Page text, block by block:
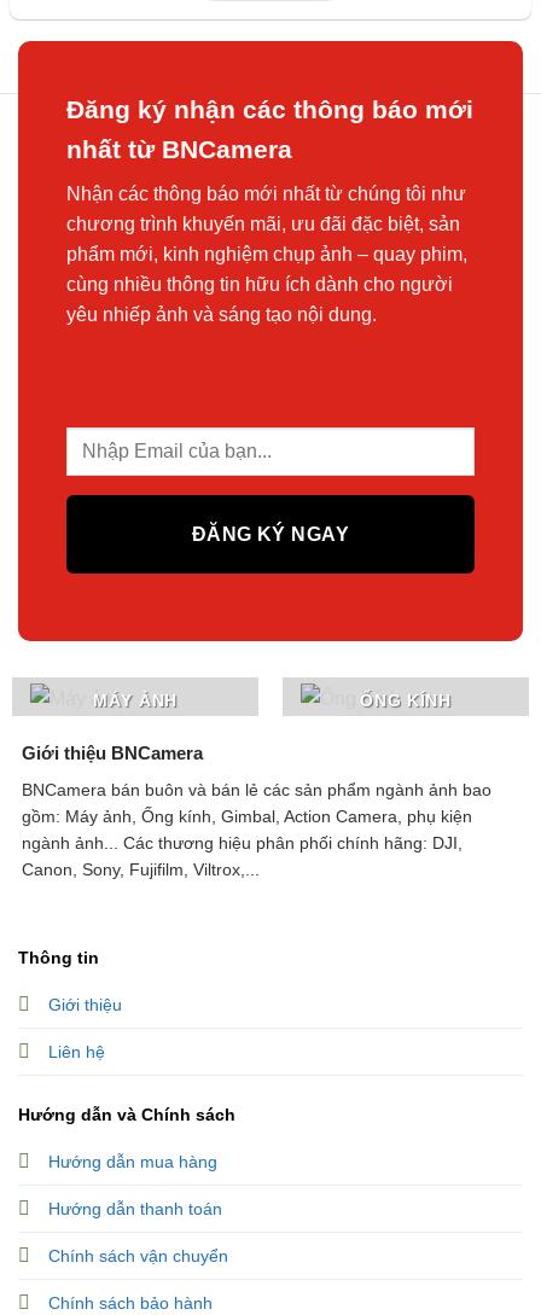
66.000.000 ₫
48.800.000 ₫
Đăng ký nhận các thông báo mới
nhất từ BNCamera
Nhận các thông báo mới nhất từ chúng tôi như
chương trình khuyến mãi, ưu đãi đặc biệt, sản
phẩm mới, kinh nghiệm chụp ảnh – quay phim,
cùng nhiều thông tin hữu ích dành cho người
yêu nhiếp ảnh và sáng tạo nội dung.
MÁY ẢNH ỐNG KÍNH
Giới thiệu BNCamera
BNCamera bán buôn và bán lẻ các sản phẩm ngành ảnh bao
gồm: Máy ảnh, Ống kính, Gimbal, Action Camera, phụ kiện
ngành ảnh...
Các thương hiệu phân phối chính hãng: DJI,
Canon, Sony, Fujifilm, Viltrox,...
Thông tin
Giới thiệu
Liên hệ
Hướng dẫn và Chính sách
Hướng dẫn mua hàng
Hướng dẫn thanh toán
Chính sách vận chuyển
Chính sách bảo hành